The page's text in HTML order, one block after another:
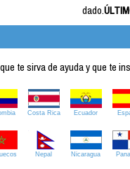
dado.
te sirva de ayuda y que te
Costa Rica Ecuador
Nepal Nicaragua